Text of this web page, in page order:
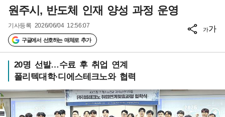
원주시, 반도체 인재 양성 과정 운영
기사등록 2026/06/04 12:56:07
구글에서 선호하는 매체로 추가
가가
20명 선발…수료 후 취업 연계
폴리텍대학·디에스테크노와 협력